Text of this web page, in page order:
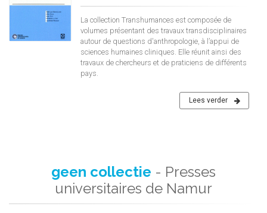
La collection Transhumances est composée de
volumes présentant des travaux transdisciplinaires
autour de questions d'anthropologie, à l’appui de
sciences humaines cliniques. Elle réunit ainsi des
travaux de chercheurs et de praticiens de différents
pays.
Lees verder
geen collectie - Presses
universitaires de Namur